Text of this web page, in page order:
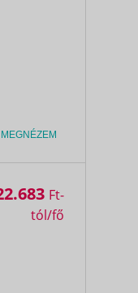
MEGNÉZEM
Ft